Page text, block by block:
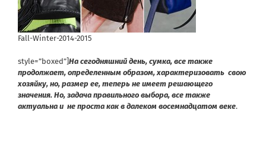
Fall-Winter-2014-2015
style=”boxed”] На сегодняшний день, сумка, все также
продолжает, определенным образом, характеризовать свою
хозяйку, но, размер ее, теперь не имеет решающего
значения. Но, задача правильного выбора, все также
актуальна и не проста как в далеком восемнадцатом веке.